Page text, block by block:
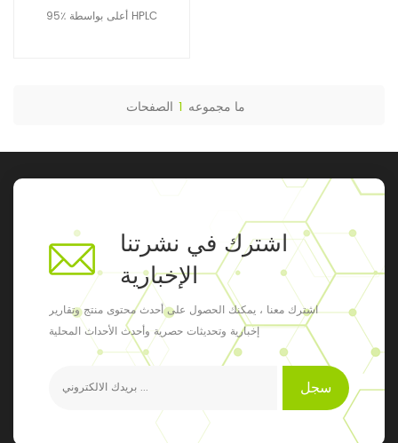
95٪ أعلى بواسطة HPLC
ما مجموعه 1 الصفحات
اشترك في نشرتنا
الإخبارية
اشترك معنا ، يمكنك الحصول على أحدث محتوى منتج وتقارير
إخبارية وتحديثات حصرية وأحدث الأحداث المحلية
سجل